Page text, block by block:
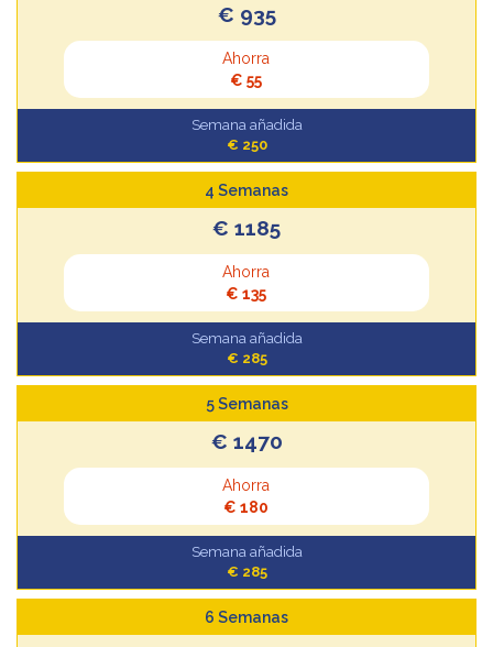
€ 935
Ahorra
€ 55
Semana añadida
€ 250
4 Semanas
€ 1185
Ahorra
€ 135
Semana añadida
€ 285
5 Semanas
€ 1470
Ahorra
€ 180
Semana añadida
€ 285
6 Semanas